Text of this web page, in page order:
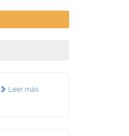
Leer más